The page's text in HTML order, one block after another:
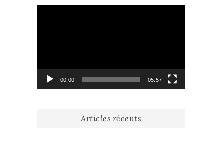
00:00 05:57
Articles récents